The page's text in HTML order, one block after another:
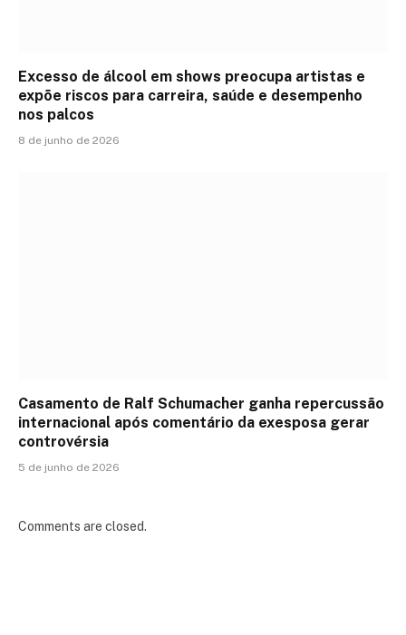
Excesso de álcool em shows preocupa artistas e
expõe riscos para carreira, saúde e desempenho
nos palcos
8 de junho de 2026
Casamento de Ralf Schumacher ganha repercussão
internacional após comentário da exesposa gerar
controvérsia
5 de junho de 2026
Comments are closed.